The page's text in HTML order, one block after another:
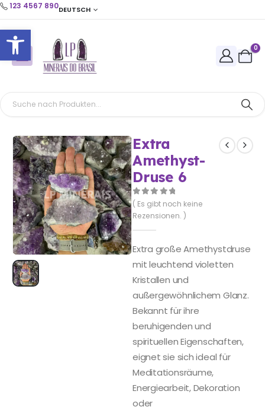
Open toolbar
123 4567 890DEUTSCH
0
Extra
Amethyst-
Druse 6
0out of 5
( Es gibt noch keine
Rezensionen. )
Extra große Amethystdruse
mit leuchtend violetten
Kristallen und
außergewöhnlichem Glanz.
Bekannt für ihre
beruhigenden und
spirituellen Eigenschaften,
eignet sie sich ideal für
Meditationsräume,
Energiearbeit, Dekoration
oder